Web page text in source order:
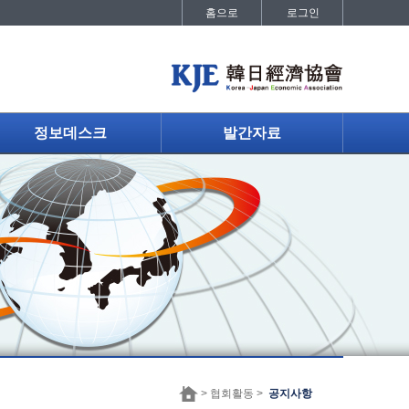
홈으로 로그인
정보데스크 발간자료
> 협회활동 > 공지사항